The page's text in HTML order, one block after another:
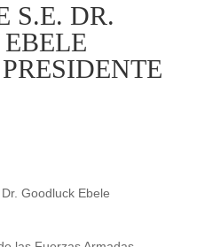
S.E. DR.
Goodluck Ebele